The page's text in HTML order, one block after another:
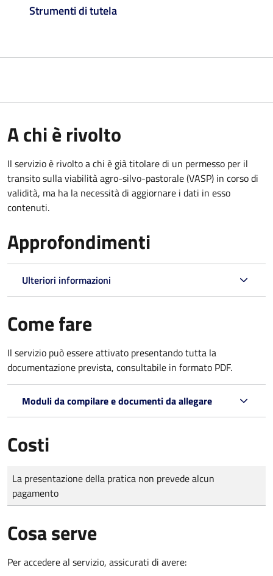
Strumenti di tutela
A chi è rivolto
Il servizio è rivolto a chi è già titolare di un permesso per il
transito sulla viabilità agro-silvo-pastorale (VASP) in corso di
validità, ma ha la necessità di aggiornare i dati in esso
contenuti.
Approfondimenti
Ulteriori informazioni
Come fare
Il servizio può essere attivato presentando tutta la
documentazione prevista, consultabile in formato PDF.
Moduli da compilare e documenti da allegare
Costi
Tipo di pagamento
Importo
La presentazione della pratica non prevede alcun
pagamento
Cosa serve
Per accedere al servizio, assicurati di avere: